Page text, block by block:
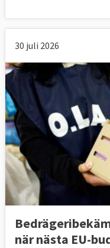
Portugal
300
Finland
Italien
-
Slovenien
350
Belgien
200
Grekland
-
Irland
Slovakien
-
30 juli 2026
när nästa EU-